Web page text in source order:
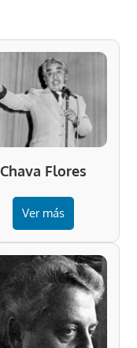
Chava Flores
Ver más